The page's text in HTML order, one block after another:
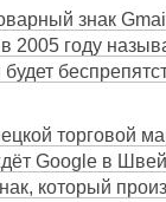
знак
2005 году
торговой
Google в
который